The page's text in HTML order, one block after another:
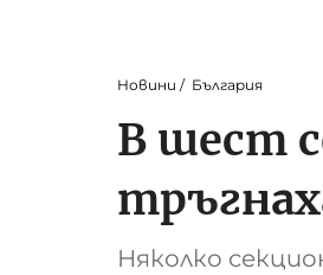
Новини България
В шест
Няколко